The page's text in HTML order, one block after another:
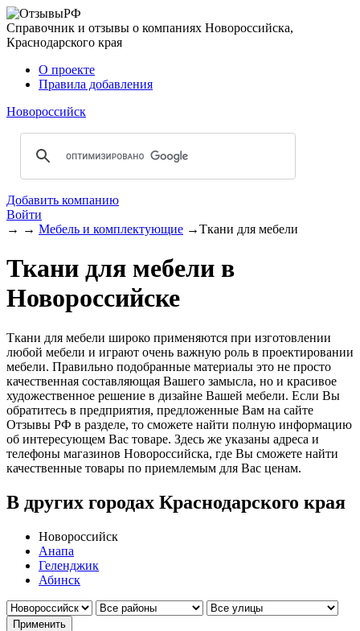
Справочник и отзывы о компаниях Новороссийска,
Краснодарского края
О проекте
Правила добавления
Новороссийск
Добавить компанию
Войти
→ → Мебель и комплектующие →Ткани для мебели
Ткани для мебели в
Новороссийске
Ткани для мебели широко применяются при изготовлении
любой мебели и играют очень важную роль в проектировании
мебели. Правильно подобранные материалы это не просто
качественная составляющая Вашего замысла, но и красивое
художественное решение в дизайне Вашей мебели. Если Вы
обратитесь в предприятия, предложенные Вам на сайте
Отзывы РФ в разделе, то сможете найти полную информацию
об интересующем Вас товаре. Здесь же указаны адреса и
телефоны магазинов Новороссийска, где Вы сможете найти
качественные товары по приемлемым для Вас ценам.
В других городах Краснодарского края
Новороссийск
Анапа
Геленджик
Абинск